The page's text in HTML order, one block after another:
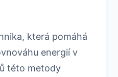
která pomáhá
energií v
této metody